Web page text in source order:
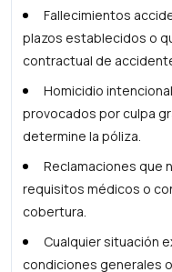
Fallecimientos
plazos establecidos o
contractual de
Homicidio
provocados por culpa
determine la póliza.
Reclamaciones que
requisitos médicos o
cobertura.
Cualquier situación
condiciones generales